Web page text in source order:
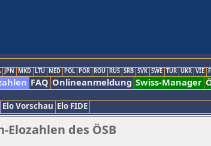
JPN MKD LTU NED POL POR ROU RUS SRB SVK SWE TUR UKR VIE
FAQ Onlineanmeldung Swiss-Manager
Elo Vorschau Elo FIDE
des ÖSB